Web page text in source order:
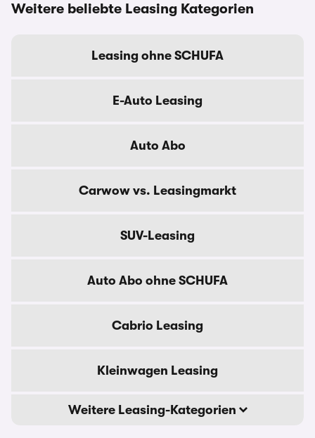
Weitere beliebte Leasing Kategorien
Leasing ohne SCHUFA
E-Auto Leasing
Auto Abo
Carwow vs. Leasingmarkt
SUV-Leasing
Auto Abo ohne SCHUFA
Cabrio Leasing
Kleinwagen Leasing
Weitere Leasing-Kategorien